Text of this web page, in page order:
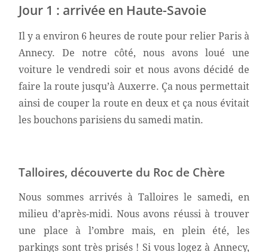
Jour 1 : arrivée en Haute-Savoie
Il y a environ 6 heures de route pour relier Paris à
Annecy. De notre côté, nous avons loué une
voiture le vendredi soir et nous avons décidé de
faire la route jusqu’à Auxerre. Ça nous permettait
ainsi de couper la route en deux et ça nous évitait
les bouchons parisiens du samedi matin.
Talloires, découverte du Roc de Chère
Nous sommes arrivés à Talloires le samedi, en
milieu d’après-midi. Nous avons réussi à trouver
une place à l’ombre mais, en plein été, les
parkings sont très prisés ! Si vous logez à Annecy,